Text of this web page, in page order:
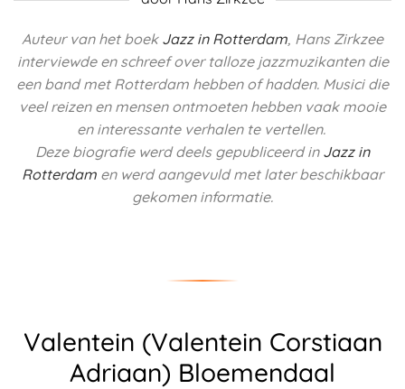
Auteur van het boek Jazz in Rotterdam, Hans Zirkzee
interviewde en schreef over talloze jazzmuzikanten die
een band met Rotterdam hebben of hadden. Musici die
veel reizen en mensen ontmoeten hebben vaak mooie
en interessante verhalen te vertellen.
Deze biografie werd deelsgepubliceerd in Jazz in
Rotterdam en werd aangevuld met later beschikbaar
gekomen informatie.
Valentein (Valentein Corstiaan
Adriaan) Bloemendaal